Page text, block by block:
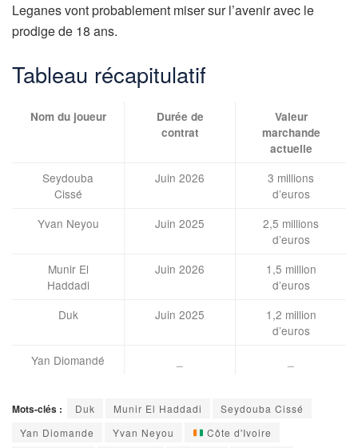
Leganes vont probablement miser sur l’avenir avec le
prodige de 18 ans.
Tableau récapitulatif
Nom du joueur
Durée de
contrat
Valeur
marchande
actuelle
Seydouba
Cissé
Juin 2026
3 millions
d’euros
Yvan Neyou
Juin 2025
2,5 millions
d’euros
Munir El
Haddadi
Juin 2026
1,5 million
d’euros
Duk
Juin 2025
1,2 million
d’euros
Yan Diomandé
Mots-clés : Duk Munir El Haddadi
Seydouba Cissé
Yan Diomande
Yvan Neyou
Côte d'Ivoire